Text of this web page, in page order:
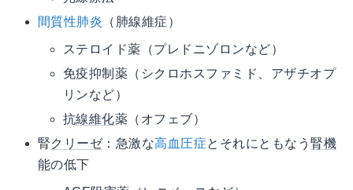
間質性肺炎 （肺線維症）
ステロイド薬（プレドニゾロンなど）
免疫抑制薬（シクロホスファミド、アザチオプ
リンなど）
抗線維化薬（オフェブ）
腎クリーゼ：急激な高血圧症とそれにともなう腎機
能の低下